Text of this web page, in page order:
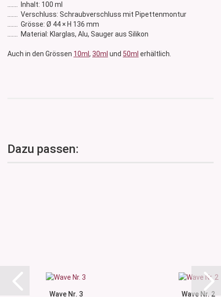
....... Inhalt: 100 ml
....... Verschluss: Schraubverschluss mit Pipettenmontur
....... Grösse: Ø 44 × H 136 mm
....... Material: Klarglas, Alu, Sauger aus Silikon
Auch in den Grössen 10ml , 30ml und 50ml erhältlich.
Dazu passen:
Wave Nr. 3 Wave Nr. 2